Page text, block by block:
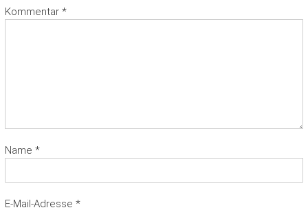
Kommentar *
Name *
E-Mail-Adresse *